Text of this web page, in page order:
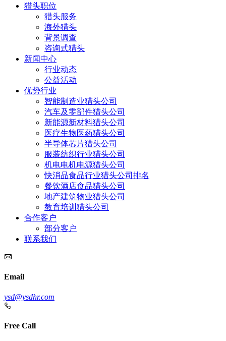
猎头职位
猎头服务
海外猎头
背景调查
咨询式猎头
新闻中心
行业动态
公益活动
优势行业
智能制造业猎头公司
汽车及零部件猎头公司
新能源新材料猎头公司
医疗生物医药猎头公司
半导体芯片猎头公司
服装纺织行业猎头公司
机电电机电源猎头公司
快消品食品行业猎头公司排名
餐饮酒店食品猎头公司
地产建筑物业猎头公司
教育培训猎头公司
合作客户
部分客户
联系我们
Email
ysd@ysdhr.com
Free Call